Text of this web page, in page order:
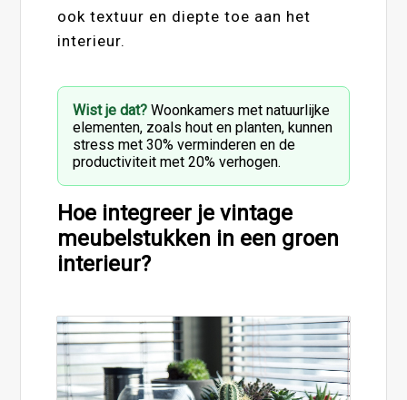
ook textuur en diepte toe aan het
interieur.
Wist je dat? Woonkamers met natuurlijke
elementen, zoals hout en planten, kunnen
stress met 30% verminderen en de
productiviteit met 20% verhogen.
Hoe integreer je vintage
meubelstukken in een groen
interieur?